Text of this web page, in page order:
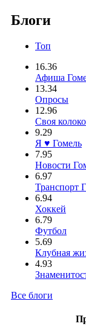
Блоги
Топ
16.36
Афиша
13.34
Опросы
12.96
Своя
9.29
Я ♥ Гомель
7.95
Новости
6.97
Транспорт
6.94
Хоккей
6.79
Футбол
5.69
Клубная
4.93
Все блоги